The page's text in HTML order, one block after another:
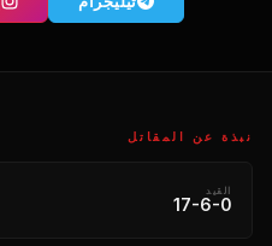
نبذة عن المقاتل
القيد
17-6-0